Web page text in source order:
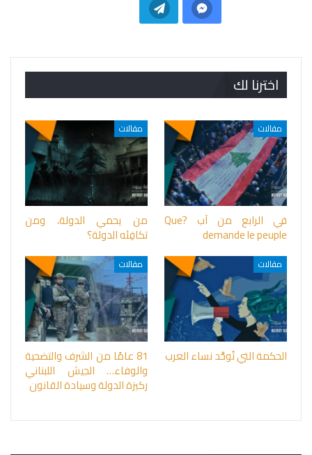
اخترنا لك
مقالات
في الرابع من آب ?Que
demande le peuple
مقالات
من يحمي الدولة، ومن
تكافِئه الدولة؟
مقالات
الحكمة التي تُوحِّد نساء العرب
مقالات
81 عامًا من الشرف والتضحية
والوفاء… الجيش اللبناني
ركيزة الدولة وسيادة القانون